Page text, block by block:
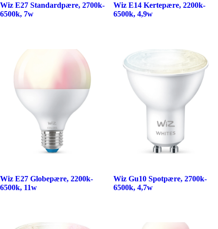
Wiz E27 Standardpære, 2700k-
6500k, 7w
Wiz E14 Kertepære, 2200k-
6500k, 4,9w
Wiz E27 Globepære, 2200k-
6500k, 11w
Wiz Gu10 Spotpære, 2700k-
6500k, 4,7w